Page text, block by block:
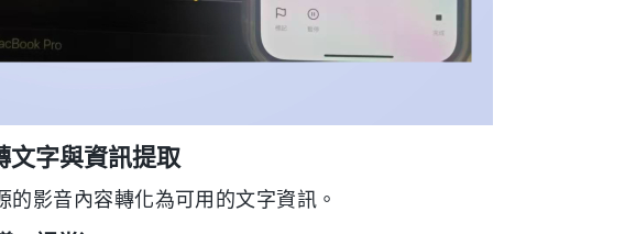
字與資訊提取
影音內容轉化為可用的文字資訊。